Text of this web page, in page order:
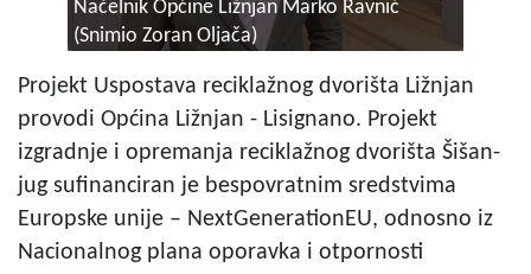
Načelnik Općine Ližnjan Marko Ravnić
(Snimio Zoran Oljača)
Projekt Uspostava reciklažnog dvorišta Ližnjan
provodi Općina Ližnjan - Lisignano. Projekt
izgradnje i opremanja reciklažnog dvorišta Šišan-
jug sufinanciran je bespovratnim sredstvima
Europske unije – NextGenerationEU, odnosno iz
Nacionalnog plana oporavka i otpornosti